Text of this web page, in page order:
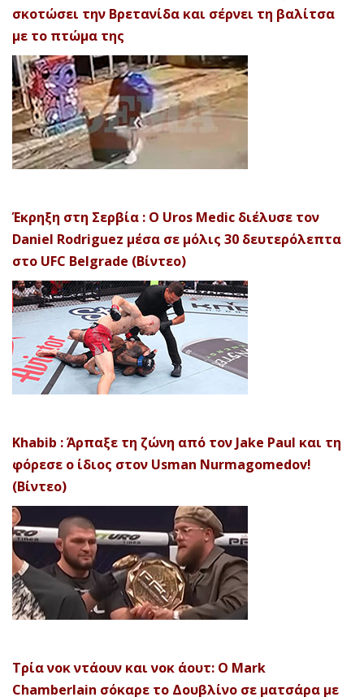
σκοτώσει την Βρετανίδα και σέρνει τη βαλίτσα
με το πτώμα της
Έκρηξη στη Σερβία : Ο Uros Medic διέλυσε τον
Daniel Rodriguez μέσα σε μόλις 30 δευτερόλεπτα
στο UFC Belgrade (Βίντεο)
Khabib : Άρπαξε τη ζώνη από τον Jake Paul και τη
φόρεσε ο ίδιος στον Usman Nurmagomedov!
(Βίντεο)
Τρία νοκ ντάουν και νοκ άουτ: Ο Mark
Chamberlain σόκαρε το Δουβλίνο σε ματσάρα με